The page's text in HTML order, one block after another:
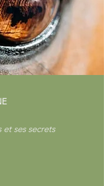
ses secrets